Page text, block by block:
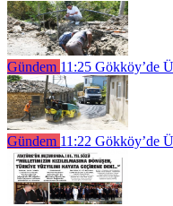
Gündem 11:25 Gökköy’de
Gündem 11:22 Gökköy’de